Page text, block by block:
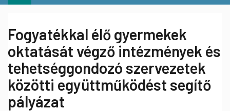
Fogyatékkal élő gyermekek
oktatását végző intézmények és
tehetséggondozó szervezetek
közötti együttműködést segítő
pályázat